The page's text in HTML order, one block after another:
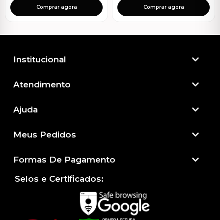
Comprar agora Comprar agora
Institucional
Atendimento​
Ajuda
Meus Pedidos
Formas De Pagamento
Selos e Certificados: